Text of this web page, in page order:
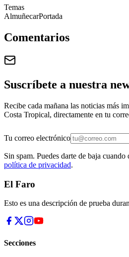
Temas
AlmuñecarPortada
Comentarios
Suscríbete a nuestra
Recibe cada mañana las noticias más
Costa Tropical, directamente en tu
Tu correo electrónico
Sin spam. Puedes darte de baja cuando
política de privacidad.
El Faro
Esto es una descripción de prueba
Secciones